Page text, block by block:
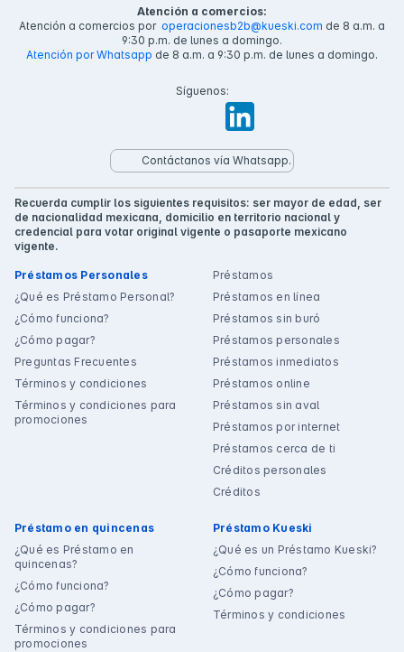
Atención a comercios:
Atención a comercios por operacionesb2b@kueski.com de 8 a.m. a
9:30 p.m. de lunes a domingo.
Atención por Whatsapp de 8 a.m. a 9:30 p.m. de lunes a domingo.
Síguenos:
Contáctanos vía Whatsapp.
Recuerda cumplir los siguientes requisitos: ser mayor de edad, ser
de nacionalidad mexicana, domicilio en territorio nacional y
credencial para votar original vigente o pasaporte mexicano
vigente.
Préstamos Personales
¿Qué es Préstamo Personal?
¿Cómo funciona?
¿Cómo pagar?
Preguntas Frecuentes
Términos y condiciones
Términos y condiciones para
promociones
Préstamos
Préstamos en línea
Préstamos sin buró
Préstamos personales
Préstamos inmediatos
Préstamos online
Préstamos sin aval
Préstamos por internet
Préstamos cerca de ti
Créditos personales
Créditos
Préstamo en quincenas
¿Qué es Préstamo en
quincenas?
¿Cómo funciona?
¿Cómo pagar?
Términos y condiciones para
promociones
Préstamo Kueski
¿Qué es un Préstamo Kueski?
¿Cómo funciona?
¿Cómo pagar?
Términos y condiciones